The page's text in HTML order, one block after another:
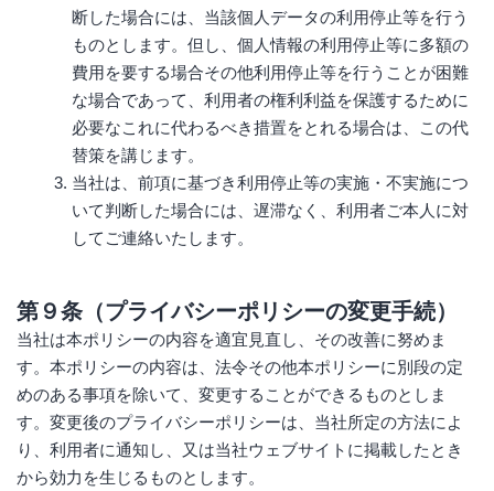
断した場合には、当該個人データの利用停止等を行う
ものとします。但し、個人情報の利用停止等に多額の
費用を要する場合その他利用停止等を行うことが困難
な場合であって、利用者の権利利益を保護するために
必要なこれに代わるべき措置をとれる場合は、この代
替策を講じます。
当社は、前項に基づき利用停止等の実施・不実施につ
いて判断した場合には、遅滞なく、利用者ご本人に対
してご連絡いたします。
第９条（プライバシーポリシーの変更手続）
当社は本ポリシーの内容を適宜見直し、その改善に努めま
す。本ポリシーの内容は、法令その他本ポリシーに別段の定
めのある事項を除いて、変更することができるものとしま
す。変更後のプライバシーポリシーは、当社所定の方法によ
り、利用者に通知し、又は当社ウェブサイトに掲載したとき
から効力を生じるものとします。